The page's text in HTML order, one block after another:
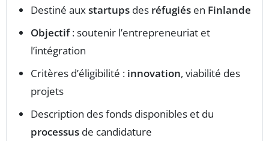
Destiné auxstartups des réfugiés en Finlande
Objectif: soutenir l’entrepreneuriat et
l’intégration
Critères d’éligibilité : innovation, viabilité des
projets
Description des fonds disponibles et du
processus de candidature